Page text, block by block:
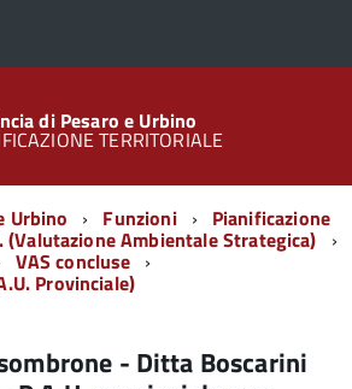
di Pesaro e Urbino
TERRITORIALE
Urbino Funzioni Pianificazione
(Valutazione Ambientale Strategica)
VAS concluse
Provinciale)
- Ditta Boscarini